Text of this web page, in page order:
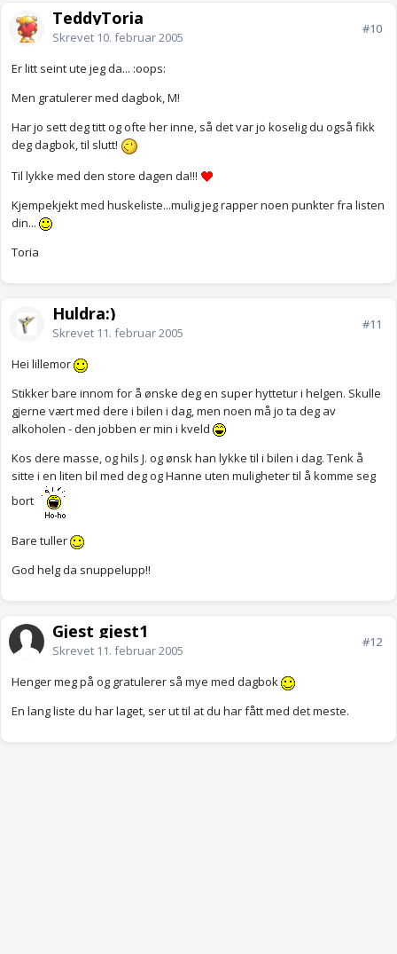
TeddyToria
Skrevet 10. februar 2005
#10
Er litt seint ute jeg da... :oops:
Men gratulerer med dagbok, M!
Har jo sett deg titt og ofte her inne, så det var jo koselig du også fikk
deg dagbok, til slutt!
Til lykke med den store dagen da!!!
Kjempekjekt med huskeliste...mulig jeg rapper noen punkter fra listen
din...
Toria
Huldra:)
Skrevet 11. februar 2005
#11
Hei lillemor
Stikker bare innom for å ønske deg en super hyttetur i helgen. Skulle
gjerne vært med dere i bilen i dag, men noen må jo ta deg av
alkoholen - den jobben er min i kveld
Kos dere masse, og hils J. og ønsk han lykke til i bilen i dag. Tenk å
sitte i en liten bil med deg og Hanne uten muligheter til å komme seg
bort
Bare tuller
God helg da snuppelupp!!
Gjest gjest1
Skrevet 11. februar 2005
#12
Henger meg på og gratulerer så mye med dagbok
En lang liste du har laget, ser ut til at du har fått med det meste.